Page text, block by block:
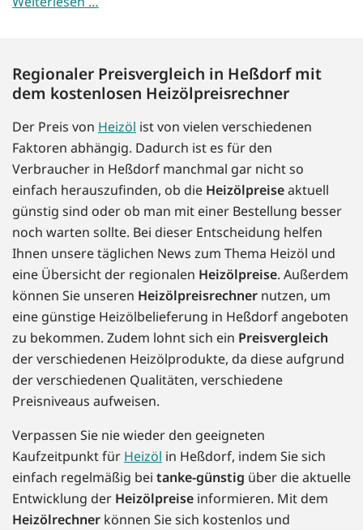
Regionaler Preisvergleich in Heßdorf mit
dem kostenlosen Heizölpreisrechner
Der Preis von Heizöl ist von vielen verschiedenen
Faktoren abhängig. Dadurch ist es für den
Verbraucher in Heßdorf manchmal gar nicht so
einfach herauszufinden, ob die Heizölpreiseaktuell
günstig sind oder ob man mit einer Bestellung besser
noch warten sollte. Bei dieser Entscheidung helfen
Ihnen unsere täglichen News zum Thema Heizöl und
eine Übersicht der regionalen Heizölpreise. Außerdem
können Sie unseren Heizölpreisrechner nutzen, um
eine günstige Heizölbelieferung in Heßdorf angeboten
zu bekommen. Zudem lohnt sich ein Preisvergleich
der verschiedenen Heizölprodukte, da diese aufgrund
der verschiedenen Qualitäten, verschiedene
Preisniveaus aufweisen.
Verpassen Sie nie wieder den geeigneten
Kaufzeitpunkt für Heizöl in Heßdorf, indem Sie sich
einfach regelmäßig bei tanke-günstig über die aktuelle
Entwicklung der Heizölpreise informieren. Mit dem
Heizölrechner können Sie sich kostenlos und